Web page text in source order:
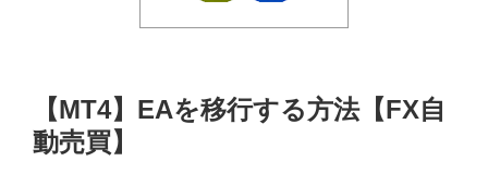
【MT4】EAを移行する方法【FX自
動売買】